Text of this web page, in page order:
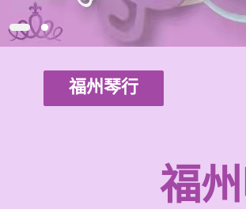
福州琴行
福